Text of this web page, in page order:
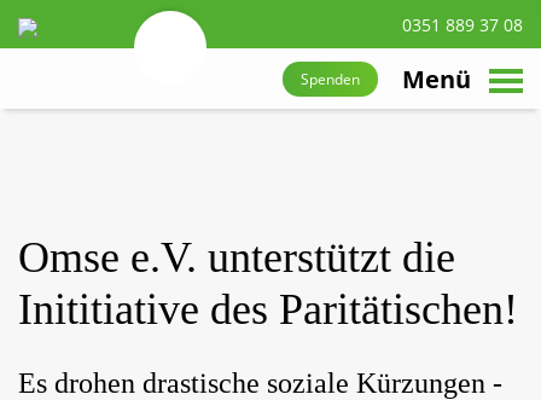
Zum
suchen 0351 889 37 08
Spenden Menü
Omse e.V. unterstützt die
Inititiative des Paritätischen!
Es drohen drastische soziale Kürzungen -